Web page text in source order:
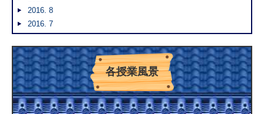
2016. 8
2016. 7
各授業風景